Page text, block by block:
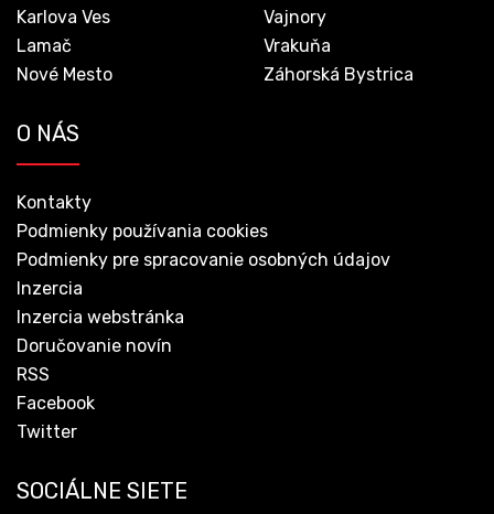
Karlova Ves
Lamač
Nové Mesto
Vajnory
Vrakuňa
Záhorská Bystrica
O NÁS
Kontakty
Podmienky používania cookies
Podmienky pre spracovanie osobných údajov
Inzercia
Inzercia webstránka
Doručovanie novín
RSS
Facebook
Twitter
SOCIÁLNE SIETE